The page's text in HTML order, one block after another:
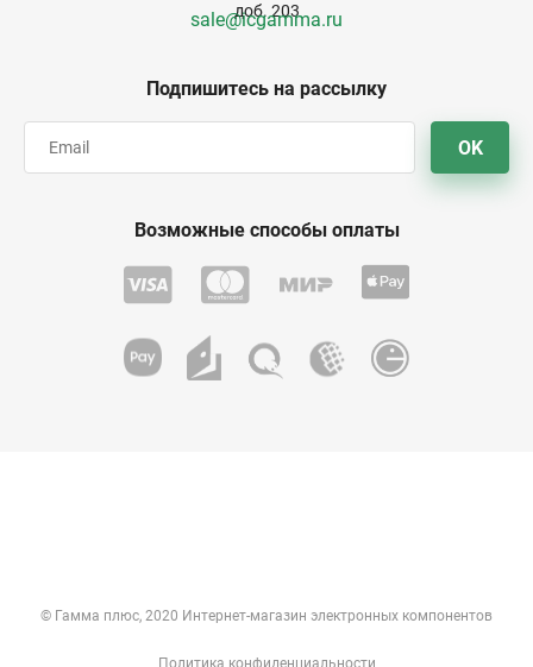
Подпишитесь на рассылку
OK
доб. 203
sale@icgamma.ru
Возможные способы оплаты
© Гамма плюс, 2020 Интернет-магазин электронных компонентов
Политика конфиденциальности